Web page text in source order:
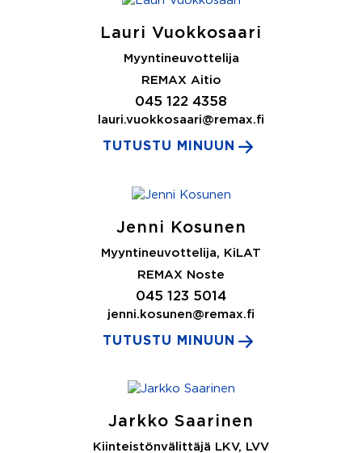
Lauri Vuokkosaari
Myyntineuvottelija
REMAX Aitio
045 122 4358
lauri.vuokkosaari@remax.fi
TUTUSTU MINUUN
Jenni Kosunen
Myyntineuvottelija, KiLAT
REMAX Noste
045 123 5014
jenni.kosunen@remax.fi
TUTUSTU MINUUN
Jarkko Saarinen
Kiinteistönvälittäjä LKV, LVV